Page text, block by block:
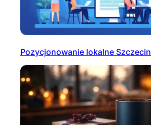
Pozycjonowanie lokalne Szczecin